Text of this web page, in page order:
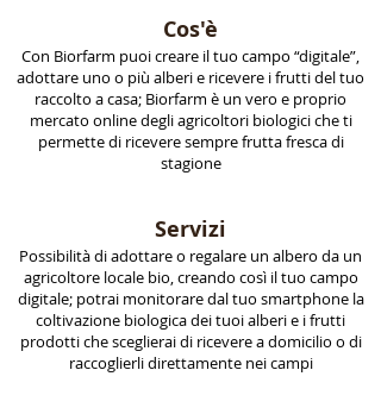
Cos'è
Con Biorfarm puoi creare il tuo campo “digitale”,
adottare uno o più alberi e ricevere i frutti del tuo
raccolto a casa; Biorfarm è un vero e proprio
mercato online degli agricoltori biologici che ti
permette di ricevere sempre frutta fresca di
stagione
Servizi
Possibilità di adottare o regalare un albero da un
agricoltore locale bio, creando così il tuo campo
digitale; potrai monitorare dal tuo smartphone la
coltivazione biologica dei tuoi alberi e i frutti
prodotti che sceglierai di ricevere a domicilio o di
raccoglierli direttamente nei campi